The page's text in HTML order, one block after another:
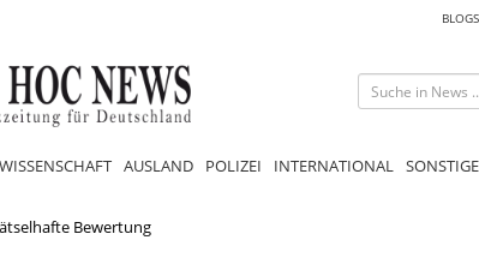
BLOGS
WISSENSCHAFT AUSLAND POLIZEI INTERNATIONAL SONSTIGE
Bewertung